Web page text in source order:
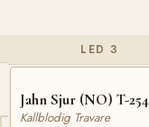
LED 3
Jahn Sjur (NO) T-254
Kallblodig Travare